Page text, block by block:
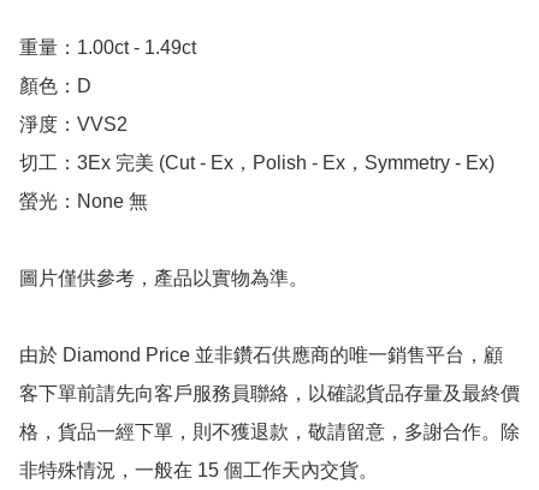
重量：1.00ct - 1.49ct
顏色：D
淨度：VVS2
切工：3Ex 完美 (Cut - Ex，Polish - Ex，Symmetry - Ex)
螢光：None 無
圖片僅供參考，產品以實物為準。
由於 Diamond Price 並非鑽石供應商的唯一銷售平台，顧
客下單前請先向客戶服務員聯絡，以確認貨品存量及最終價
格，貨品一經下單，則不獲退款，敬請留意，多謝合作。除
非特殊情況，一般在 15 個工作天內交貨。